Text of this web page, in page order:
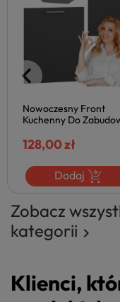
Nowoczesny Front
Kuchenny Do
60x72 cm Antracyt
VENTO
128,00 zł
Dodaj
Zobacz
kategorii 
Klienci,